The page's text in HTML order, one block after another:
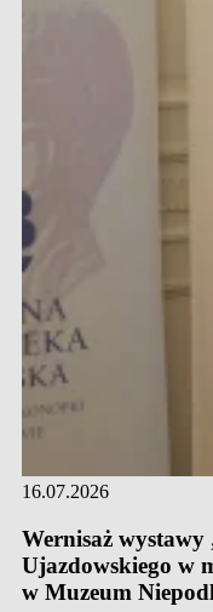
16.07.2026
Wernisaż wystawy
Ujazdowskiego w
w Muzeum